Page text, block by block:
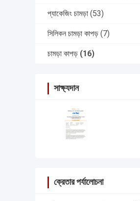
প্যাকেজিং চামড়া (53)
সিলিকন চামড়া কাপড় (7)
চামড়া কাপড় (16)
সাক্ষ্যদান
ক্রেতার পর্যালোচনা